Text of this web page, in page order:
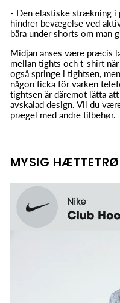
- Den elastiske strækning i
hindrer bevægelse ved
bära under shorts om man
Midjan anses være præcis
mellan tights och t-shirt
også springe i tightsen,
någon ficka för varken
tightsen är däremot lätta
avskalad design. Vil du
prægel med andre tilbehør.
MYSIG